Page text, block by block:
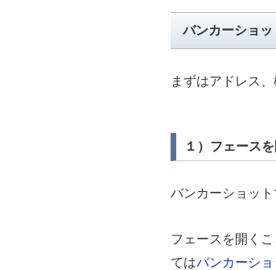
バンカーショ
まずはアドレス
１）フェースを
バンカーショッ
フェースを開く
てはバンカーシ